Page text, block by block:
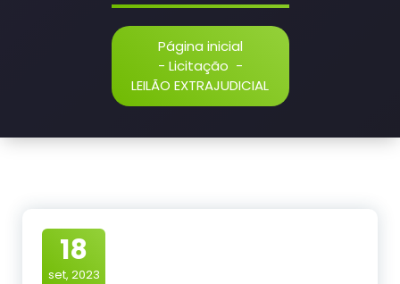
Página inicial
- Licitação -
LEILÃO EXTRAJUDICIAL
18
set, 2023